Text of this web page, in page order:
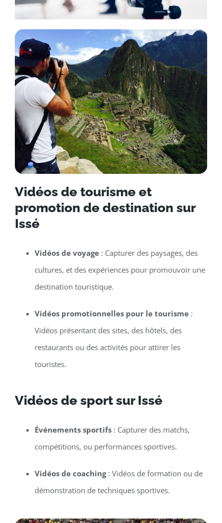
Vidéos de tourisme et
promotion de destination sur
Issé
Vidéos de voyage: Capturer des paysages, des
cultures, et des expériences pour promouvoir une
destination touristique.
Vidéos promotionnelles pour le tourisme:
Vidéos présentant des sites, des hôtels, des
restaurants ou des activités pour attirer les
touristes.
Vidéos de sport sur Issé
Événements sportifs: Capturer des matchs,
compétitions, ou performances sportives.
Vidéos de coaching: Vidéos de formation ou de
démonstration de techniques sportives.